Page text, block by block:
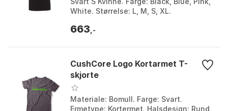
White. Størrelse: L, M, S, XL.
663 ,-
CushCore Logo Kortarmet T-
skjorte
Materiale: Bomull. Farge: Svart.
Ermetype: Kortermet. Halsdesign: Rund